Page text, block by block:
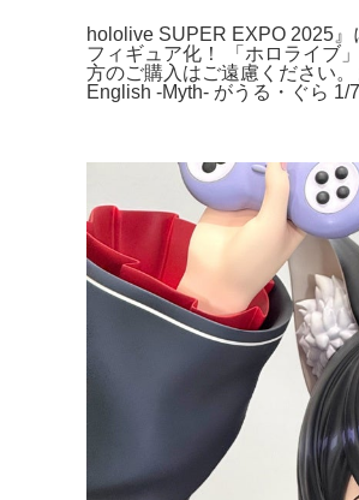
hololive SUPER EXPO 2025
フィギュア化！ 「ホロライブ
方のご購入はご遠慮ください
English -Myth- がうる・ぐら